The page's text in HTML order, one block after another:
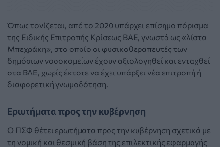
Όπως τονίζεται, από το 2020 υπάρχει επίσημο πόρισμα
της Ειδικής Επιτροπής Κρίσεως ΒΑΕ, γνωστό ως «λίστα
Μπεχράκη», στο οποίο οι φυσικοθεραπευτές των
δημόσιων νοσοκομείων έχουν αξιολογηθεί και ενταχθεί
στα ΒΑΕ, χωρίς έκτοτε να έχει υπάρξει νέα επιτροπή ή
διαφορετική γνωμοδότηση.
Ερωτήματα προς την κυβέρνηση
Ο ΠΣΦ θέτει ερωτήματα προς την κυβέρνηση σχετικά με
τη νομική και θεσμική βάση της επιλεκτικής εφαρμογής